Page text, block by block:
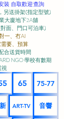
裝 自取歡迎查詢
另送掛架(指定型號)
大廈地下2A舖
面、門口可泊車)
一、冇AI
要、預算
合送貨時間
NGO 學校有數期
視
65 75-77
ART-TV 音響